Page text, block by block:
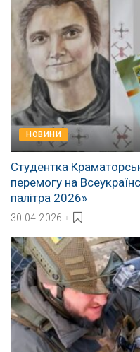
НОВИНИ
Студентка
перемогу на
палітра 2026»
30.04.2026